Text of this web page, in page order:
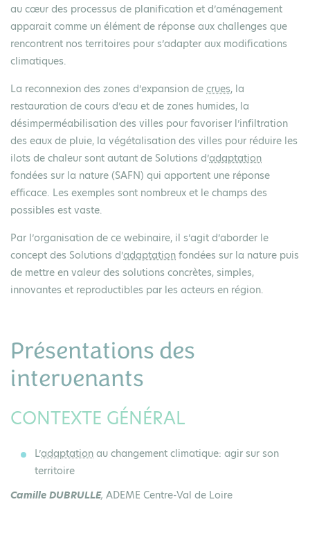
au cœur des processus de planification et d’aménagement
apparait comme un élément de réponse aux challenges que
rencontrent nos territoires pour s’adapter aux modifications
climatiques.
La reconnexion des zones d’expansion de crues, la
restauration de cours d’eau et de zones humides, la
désimperméabilisation des villes pour favoriser l’infiltration
des eaux de pluie, la végétalisation des villes pour réduire les
ilots de chaleur sont autant de Solutions d’adaptation
fondées sur la nature (SAFN) qui apportent une réponse
efficace. Les exemples sont nombreux et le champs des
possibles est vaste.
Par l’organisation de ce webinaire, il s’agit d’aborder le
concept des Solutions d’adaptation fondées sur la nature puis
de mettre en valeur des solutions concrètes, simples,
innovantes et reproductibles par les acteurs en région.
Présentations des
intervenants
CONTEXTE GÉNÉRAL
L’adaptation au changement climatique: agir sur son
territoire
Camille DUBRULLE, ADEME Centre-Val de Loire